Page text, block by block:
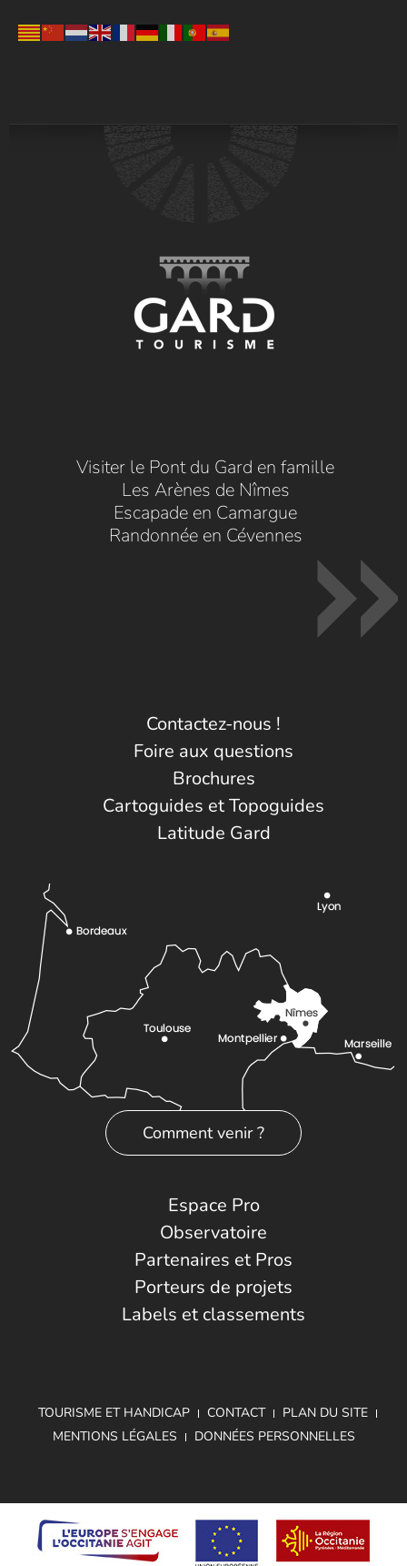
Visiter le Pont du Gard en famille
Les Arènes de Nîmes
Escapade en Camargue
Randonnée en Cévennes
Contactez-nous !
Foire aux questions
Brochures
Cartoguides et Topoguides
Latitude Gard
Comment venir ?
Espace Pro
Observatoire
Partenaires et Pros
Porteurs de projets
Labels et classements
TOURISME ET HANDICAP CONTACT
PLAN DU SITE
MENTIONS LÉGALES
DONNÉES PERSONNELLES